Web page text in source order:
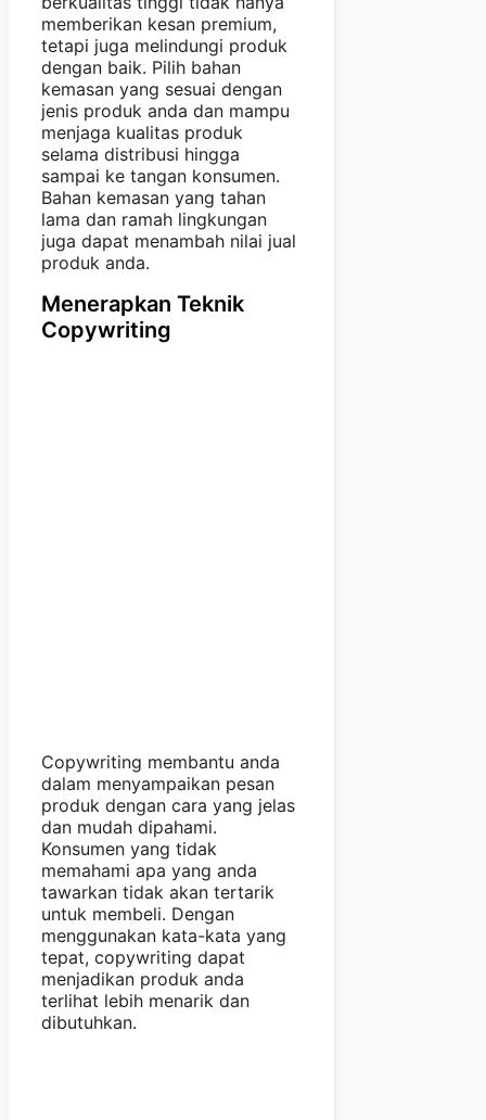
memberikan kesan premium,
tetapi juga melindungi produk
dengan baik. Pilih bahan
kemasan yang sesuai dengan
jenis produk anda dan mampu
menjaga kualitas produk
selama distribusi hingga
sampai ke tangan konsumen.
Bahan kemasan yang tahan
lama dan ramah lingkungan
juga dapat menambah nilai jual
produk anda.
Menerapkan Teknik
Copywriting
Copywriting membantu anda
dalam menyampaikan pesan
produk dengan cara yang jelas
dan mudah dipahami.
Konsumen yang tidak
memahami apa yang anda
tawarkan tidak akan tertarik
untuk membeli. Dengan
menggunakan kata-kata yang
tepat, copywriting dapat
menjadikan produk anda
terlihat lebih menarik dan
dibutuhkan.